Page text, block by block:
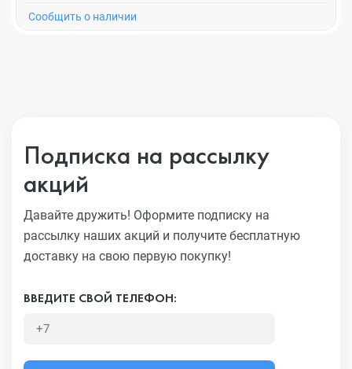
Cообщить о наличии
Подписка на рассылку
акций
Давайте дружить! Оформите подписку на
рассылку наших акций и получите бесплатную
доставку на свою первую покупку!
ВВЕДИТЕ СВОЙ ТЕЛЕФОН: